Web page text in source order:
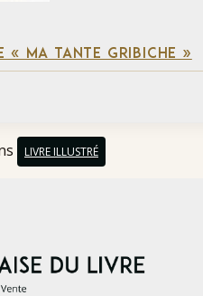
« MA TANTE GRIBICHE »
LIVRE ILLUSTRÉ